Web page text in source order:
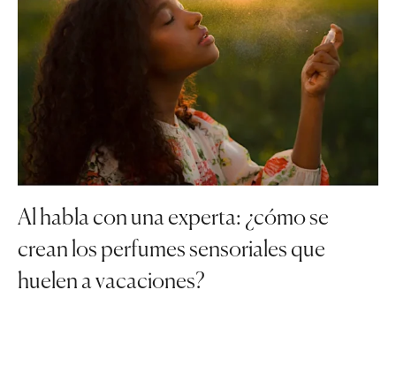
Al habla con una experta: ¿cómo se
crean los perfumes sensoriales que
huelen a vacaciones?